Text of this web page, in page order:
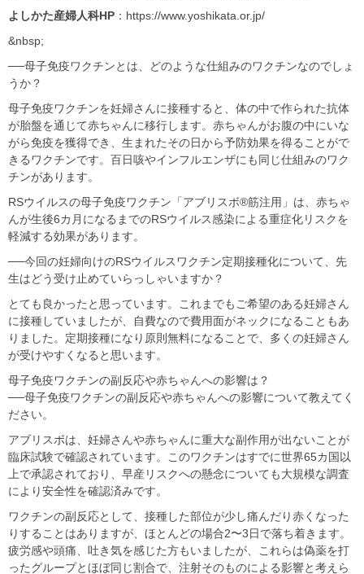
よしかた産婦人科HP ：https://www.yoshikata.or.jp/
&nbsp;
──母子免疫ワクチンとは、どのような仕組みのワクチンなのでしょ
うか？
母子免疫ワクチンを妊婦さんに接種すると、体の中で作られた抗体
が胎盤を通じて赤ちゃんに移行します。赤ちゃんがお腹の中にいな
がら免疫を獲得でき、生まれたその日から予防効果を得ることがで
きるワクチンです。百日咳やインフルエンザにも同じ仕組みのワク
チンがあります。
RSウイルスの母子免疫ワクチン「アブリスボ®筋注用」は、赤ちゃ
んが生後6カ月になるまでのRSウイルス感染による重症化リスクを
軽減する効果があります。
──今回の妊婦向けのRSウイルスワクチン定期接種化について、先
生はどう受け止めていらっしゃいますか？
とても良かったと思っています。これまでもご希望のある妊婦さん
に接種していましたが、自費なので費用面がネックになることもあ
りました。定期接種になり原則無料になることで、多くの妊婦さん
が受けやすくなると思います。
母子免疫ワクチンの副反応や赤ちゃんへの影響は？
──母子免疫ワクチンの副反応や赤ちゃんへの影響について教えてく
ださい。
アブリスボは、妊婦さんや赤ちゃんに重大な副作用が出ないことが
臨床試験で確認されています。このワクチンはすでに世界65カ国以
上で承認されており、早産リスクへの懸念についても大規模な調査
により安全性を確認済みです。
ワクチンの副反応として、接種した部位が少し痛んだり赤くなった
りすることはありますが、ほとんどの場合2〜3日で落ち着きます。
疲労感や頭痛、吐き気を感じた方もいましたが、これらは偽薬を打
ったグループとほぼ同じ割合で、注射そのものによる影響と考えら